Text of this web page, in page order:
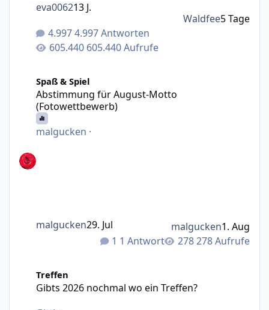
4.997 Antworten
605.440 Aufrufe
eva006213 J.
Waldfee5 Tage
Spaß & Spiel
Abstimmung für August-Motto
(Fotowettbewerb)
malgucken ·
1 Antwort 278 Aufrufe
malgucken29. Jul malgucken1. Aug
Treffen
Gibts 2026 nochmal wo ein Treffen?